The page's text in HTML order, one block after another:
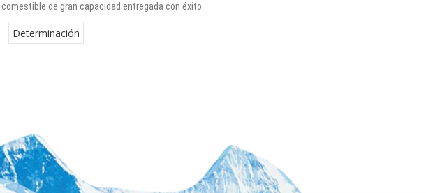
de gran capacidad entregada con éxito.
Determinación